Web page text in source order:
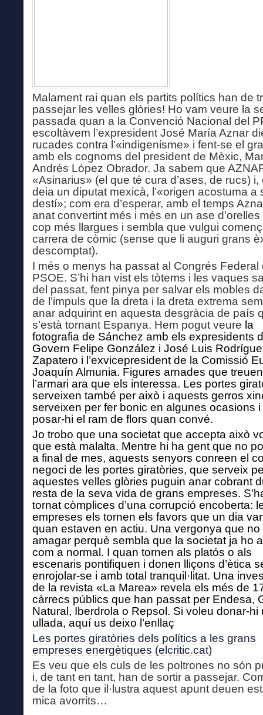
Malament rai quan els partits polítics han de
passejar les velles glòries! Ho vam veure la
passada quan a la Convenció Nacional del
escoltàvem l’expresident José María Aznar
rucades contra l’«indigenisme» i fent-se el
amb els cognoms del president de Mèxic,
Andrés López Obrador. Ja sabem que
«Asinarius» (el que té cura d’ases, de rucs) i,
deia un diputat mexicà, l’«origen acostuma a
destí»; com era d’esperar, amb el temps
anat convertint més i més en un ase
cop més llargues i sembla que vulgui
carrera de còmic (sense que li auguri grans
descomptat).
I més o menys ha passat al Congrés Federal
PSOE. S’hi han vist els tòtems i les vaques
del passat, fent pinya per salvar els mobles
de l’impuls que la dreta i la dreta extrema
anar adquirint en aquesta desgràcia de país
s’està tornant Espanya. Hem pogut veure la
fotografia de Sánchez amb els expresidents
Govern Felipe González i José Luis
Zapatero i l’exvicepresident de la Comissió
Joaquín Almunia. Figures arnades que
l’armari ara que els interessa. Les portes
serveixen també per això i aquests gerros
serveixen per fer bonic en algunes ocasions i
posar-hi el ram de flors quan convé.
Jo trobo que una societat que accepta això
que està malalta. Mentre hi ha gent que no
a final de mes, aquests senyors conreen el
negoci de les portes giratòries, que serveix
aquestes velles glòries puguin anar cobrant
resta de la seva vida de grans empreses.
tornat còmplices d’una corrupció encoberta:
empreses els tornen els favors que un dia
quan estaven en actiu. Una vergonya que no
amagar perquè sembla que la societat ja ho
com a normal. I quan tornen als platós o als
escenaris pontifiquen i donen lliçons d’ètica
enrojolar-se i amb total tranquil·litat. Una
de la revista «La Marea» revela els més de
càrrecs públics que han passat per Endesa,
Natural, Iberdrola o Repsol. Si voleu donar-hi
ullada, aquí us deixo l’enllaç
Les portes giratòries dels polítics a les grans
empreses energètiques (elcritic.cat)
Es veu que els culs de les poltrones no són
i, de tant en tant, han de sortir a passejar.
de la foto que il·lustra aquest apunt deuen
mica avorrits…